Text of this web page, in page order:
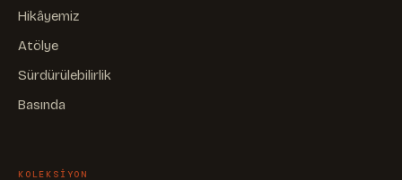
Hikâyemiz
Atölye
Sürdürülebilirlik
Basında
KOLEKSIYON